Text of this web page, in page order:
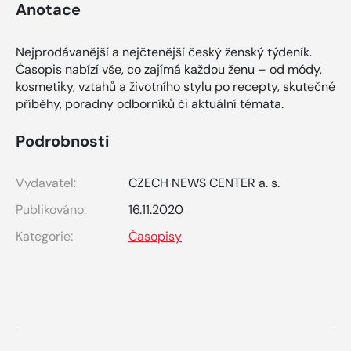
Anotace
Nejprodávanější a nejčtenější český ženský týdeník.
Časopis nabízí vše, co zajímá každou ženu – od módy,
kosmetiky, vztahů a životního stylu po recepty, skutečné
příběhy, poradny odborníků či aktuální témata.
Podrobnosti
Vydavatel:
CZECH NEWS CENTER a. s.
Publikováno:
16.11.2020
Kategorie:
Časopisy